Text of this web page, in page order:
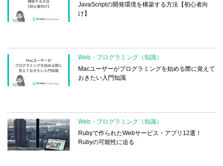
JavaScriptの開発環境を構築する方法【初心者向
け】
Web・プログラミング（知識）
Macユーザーがプログラミングを始める際に覚えて
おきたい入門知識
Web・プログラミング（知識）
Rubyで作られたWebサービス・アプリ12選！
Rubyの可能性に迫る